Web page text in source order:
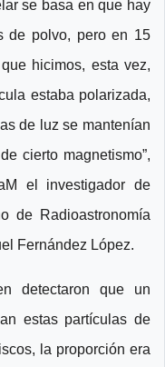
se basa en que hay
de polvo, pero en 15
hicimos, esta vez,
estaba polarizada,
de luz se mantenían
cierto magnetismo”,
el investigador de
de Radioastronomía
Fernández López.
detectaron que un
estas partículas de
la proporción era